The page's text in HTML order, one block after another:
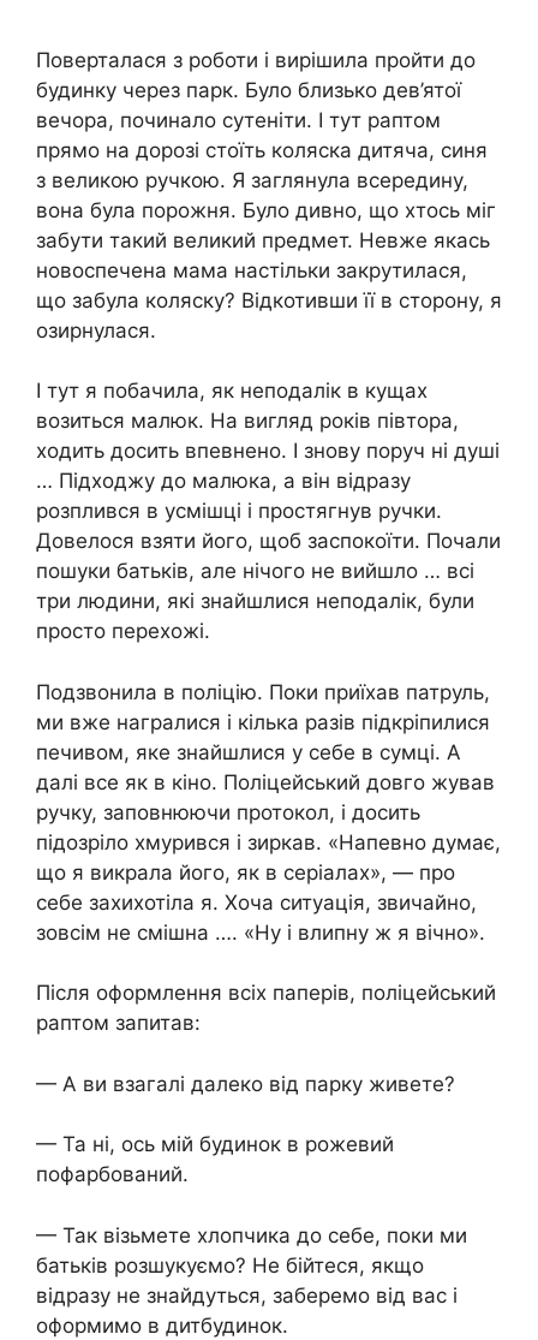
Поверталася з роботи і вирішила пройти до
будинку через парк. Було близько дев’ятої
вечора, починало сутеніти. І тут раптом
прямо на дорозі стоїть коляска дитяча, синя
з великою ручкою. Я заглянула всередину,
вона була порожня. Було дивно, що хтось міг
забути такий великий предмет. Невже якась
новоспечена мама настільки закрутилася,
що забула коляску? Відкотивши її в сторону, я
озирнулася.
І тут я побачила, як неподалік в кущах
возиться малюк. На вигляд років півтора,
ходить досить впевнено. І знову поруч ні душі
… Підходжу до малюка, а він відразу
розплився в усмішці і простягнув ручки.
Довелося взяти його, щоб заспокоїти. Почали
пошуки батьків, але нічого не вийшло … всі
три людини, які знайшлися неподалік, були
просто перехожі.
Подзвонила в поліцію. Поки приїхав патруль,
ми вже награлися і кілька разів підкріпилися
печивом, яке знайшлися у себе в сумці. А
далі все як в кіно. Поліцейський довго жував
ручку, заповнюючи протокол, і досить
підозріло хмурився і зиркав. «Напевно думає,
що я викрала його, як в серіалах», — про
себе захихотіла я. Хоча ситуація, звичайно,
зовсім не смішна …. «Ну і влипну ж я вічно».
Після оформлення всіх паперів, поліцейський
раптом запитав:
— А ви взагалі далеко від парку живете?
— Та ні, ось мій будинок в рожевий
пофарбований.
— Так візьмете хлопчика до себе, поки ми
батьків розшукуємо? Не бійтеся, якщо
відразу не знайдуться, заберемо від вас і
оформимо в дитбудинок.